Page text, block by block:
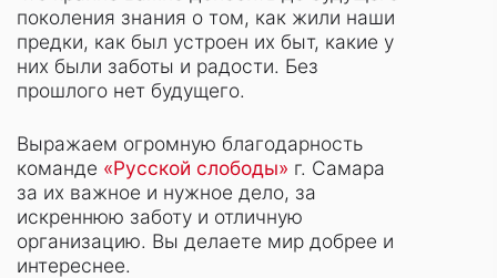
поколения знания о том, как жили наши
предки, как был устроен их быт, какие у
них были заботы и радости. Без
прошлого нет будущего.
Выражаем огромную благодарность
команде «Русской слободы» г. Самара
за их важное и нужное дело, за
искреннюю заботу и отличную
организацию. Вы делаете мир добрее и
интереснее.